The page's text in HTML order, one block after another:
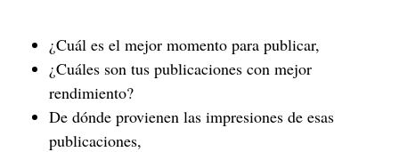
¿Cuál es el mejor momento para publicar,
¿Cuáles son tus publicaciones con mejor
rendimiento?
De dónde provienen las impresiones de esas
publicaciones,